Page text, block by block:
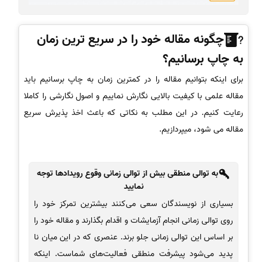
چگونه مقاله خود را در سریع ترین زمان
به چاپ برسانیم؟
برای اینکه بتوانیم مقاله را در کمترین زمان به چاپ برسانیم باید
مقاله علمی با کیفیت بالایی نگارش نماییم و اصول نگارشی را کاملا
رعایت کنیم. در این مطلب به نکاتی که باعث اخذ پذیرش سریع
مقاله می شود، میپردازیم.
به توالی منطقی بیش از توالی زمانی وقوع رویدادها توجه
نمایید
بسیاری از نویسندگان سعی می‌‌کنند بیشترین تمرکز خود را
روی توالی زمانی انجام آزمایشات و اقدام بگذارند و مقاله خود را
بر اساس این توالی زمانی جلو برند. عنصری که در این میان نا
پدید می‌شود پیشرفت منطقی فعالیت‌‌های شماست. اینکه